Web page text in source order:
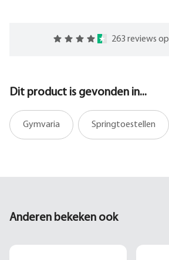
263 reviews op
Dit product is gevonden in...
Gymvaria Springtoestellen
Anderen bekeken ook